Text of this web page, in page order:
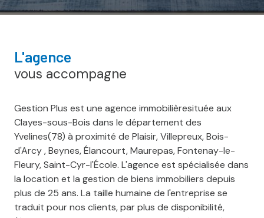
l'agence
vous accompagne
Gestion Plus est une agence immobilièresituée aux
Clayes-sous-Bois dans le département des
Yvelines(78) à proximité de Plaisir, Villepreux, Bois-
d'Arcy , Beynes, Élancourt, Maurepas, Fontenay-le-
Fleury, Saint-Cyr-l'École. L'agence est spécialisée dans
la location et la gestion de biens immobiliers depuis
plus de 25 ans. La taille humaine de l'entreprise se
traduit pour nos clients, par plus de disponibilité,